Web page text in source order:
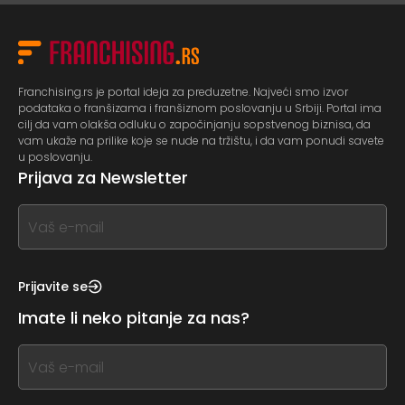
Franchising.rs je portal ideja za preduzetne. Najveći smo izvor
podataka o franšizama i franšiznom poslovanju u Srbiji. Portal ima
cilj da vam olakša odluku o započinjanju sopstvenog biznisa, da
vam ukaže na prilike koje se nude na tržištu, i da vam ponudi savete
u poslovanju.
Prijava za Newsletter
If
you
this,
this
form
field
blank
Prijavite se
Imate li neko pitanje za nas?
If
you